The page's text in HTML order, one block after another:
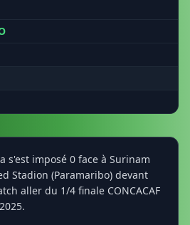
s'est imposé 0 face à Surinam
Stadion (Paramaribo) devant
aller du 1/4 finale CONCACAF